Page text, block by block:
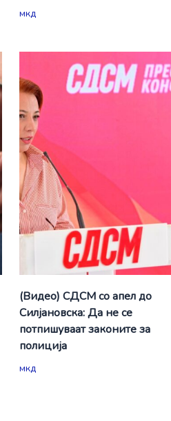
мкд
(Видео) СДСМ со апел до
Силјановска: Да не се
потпишуваат законите за
полиција
мкд